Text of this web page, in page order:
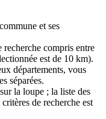
et ses
compris entre
est de 10 km).
départements, vous
séparées.
la loupe ; la liste des
de recherche est